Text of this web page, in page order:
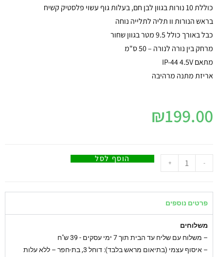
כוללת 10 נורות בגוון לבן חם, בעלות גוף עשוי פלסטיק קשיח
בראש הנורות וו תליה לתלייה נוחה
כבל באורך כולל 9.5 מטר בגוון שחור
מרחק בין נורה לנורה – 50 ס"מ
מתאם IP-44 4.5V
אריזת מתנה מרהיבה
₪199.00
-
+ הוסף לסל
פרטים נוספים
משלוחים
– משלוח עם שליח עד הבית תוך 7 ימי עסקים - 39 ש"ח
– איסוף עצמי (בתיאום מראש בלבד): דוחל 3, בת-חפר – ללא עלות